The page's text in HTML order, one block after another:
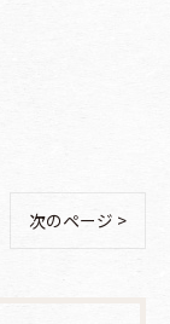
次のページ >